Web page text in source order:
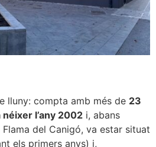
lluny: compta amb més de 23
néixer l’any 2002 i, abans
Flama del Canigó, va estar situat
els primers anys) i,